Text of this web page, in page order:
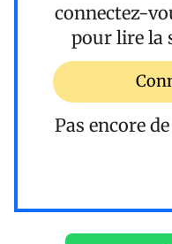
connectez-
pour lire la
Pas encore